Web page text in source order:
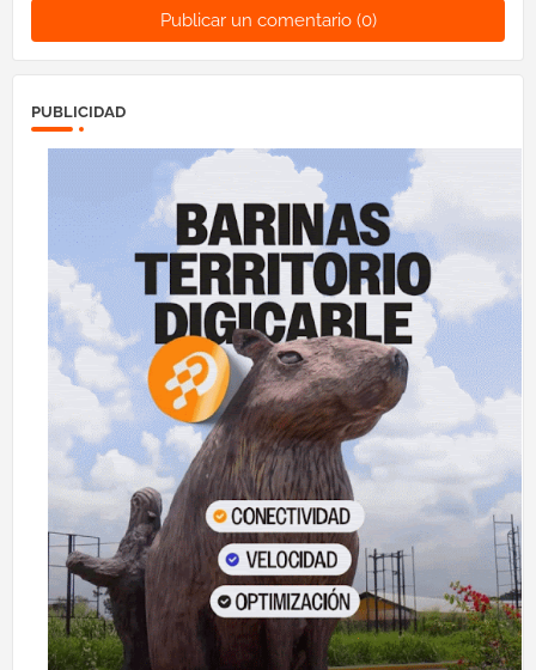
Publicar un comentario (0)
PUBLICIDAD